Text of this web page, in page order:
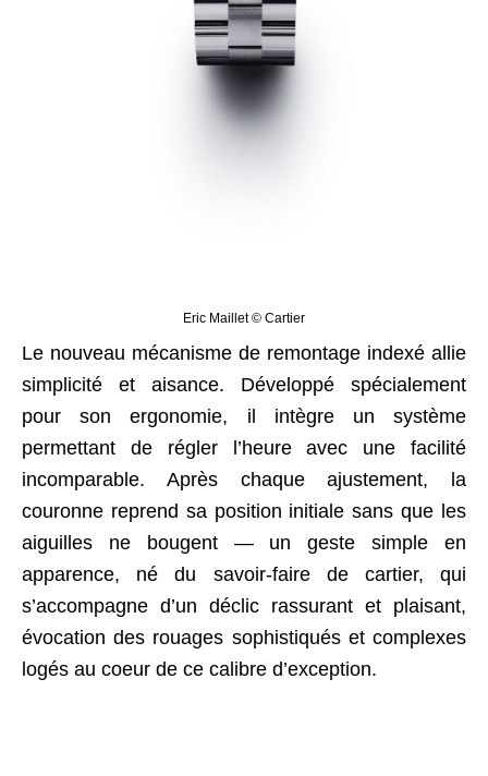
Eric Maillet © Cartier
Le nouveau mécanisme de remontage indexé allie
simplicité et aisance. Développé spécialement
pour son ergonomie, il intègre un système
permettant de régler l’heure avec une facilité
incomparable. Après chaque ajustement, la
couronne reprend sa position initiale sans que les
aiguilles ne bougent — un geste simple en
apparence, né du savoir-faire de cartier, qui
s’accompagne d’un déclic rassurant et plaisant,
évocation des rouages sophistiqués et complexes
logés au coeur de ce calibre d’exception.